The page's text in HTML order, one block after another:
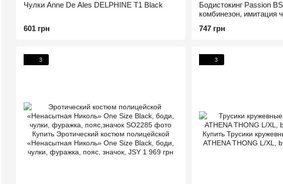
Чулки Anne De Ales DELPHINE T1 Black
601 грн
Бодистокинг Passion
комбинезон, имитация
747 грн
3 3